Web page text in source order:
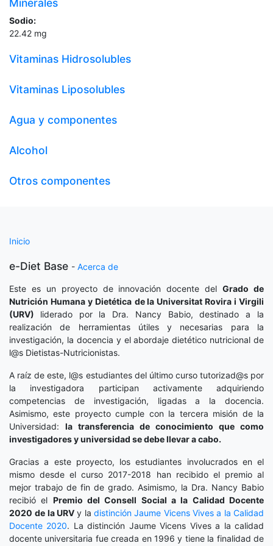
Minerales
Sodio:
22.42 mg
Vitaminas Hidrosolubles
Vitaminas Liposolubles
Agua y componentes
Alcohol
Otros componentes
Inicio
e-Diet Base - Acerca de
Este es un proyecto de innovación docente delGrado de
Nutrición Humana y Dietética de la Universitat Rovira i Virgili
(URV) liderado por la Dra. Nancy Babio, destinado a la
realización de herramientas útiles y necesarias para la
investigación, la docencia y el abordaje dietético nutricional de
l@s Dietistas-Nutricionistas.
A raíz de este, l@s estudiantes del último curso tutorizad@s por
la investigadora participan activamente adquiriendo
competencias de investigación, ligadas a la docencia.
Asimismo, este proyecto cumple con la tercera misión de la
Universidad: la transferencia de conocimiento que como
investigadores y universidad se debe llevar a cabo.
Gracias a este proyecto, los estudiantes involucrados en el
mismo desde el curso 2017-2018 han recibido el premio al
mejor trabajo de fin de grado. Asimismo, la Dra. Nancy Babio
recibió el Premio del Consell Social a la Calidad Docente
2020 de la URV y ladistinción Jaume Vicens Vives a la Calidad
Docente 2020. La distinción Jaume Vicens Vives a la calidad
docente universitaria fue creada en 1996 y tiene la finalidad de